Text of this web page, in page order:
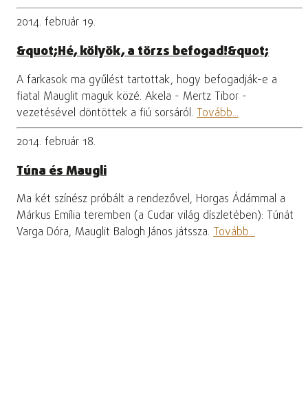
2014. február 19.
&quot;Hé, kölyök, a törzs befogad!&quot;
A farkasok ma gyűlést tartottak, hogy befogadják-e a
fiatal Mauglit maguk közé. Akela - Mertz Tibor -
vezetésével döntöttek a fiú sorsáról. Tovább...
2014. február 18.
Túna és Maugli
Ma két színész próbált a rendezővel, Horgas Ádámmal a
Márkus Emília teremben (a Cudar világ díszletében): Túnát
Varga Dóra, Mauglit Balogh János játssza. Tovább...